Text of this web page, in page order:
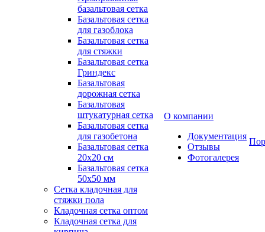
базальтовая сетка
Базальтовая сетка
для газоблока
Базальтовая сетка
для стяжки
Базальтовая сетка
Гриндекс
Базальтовая
дорожная сетка
Базальтовая
штукатурная сетка
Базальтовая сетка
для газобетона
Базальтовая сетка
20x20 см
Базальтовая сетка
50x50 мм
Сетка кладочная для
стяжки пола
Кладочная сетка оптом
Кладочная сетка для
О компании
Документация
Отзывы
Фотогалерея